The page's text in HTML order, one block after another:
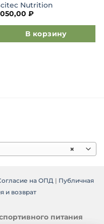
Nutrition
₽
В корзину
×
на ОПД| Публичная
и возврат
питания